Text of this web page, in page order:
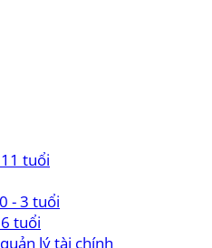
tuổi
- 3 tuổi
tuổi
lý tài chính